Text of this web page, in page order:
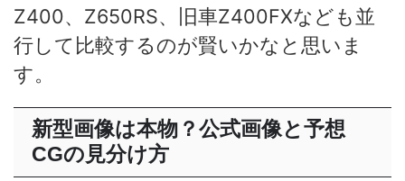
Z400、Z650RS、旧車Z400FXなども並
行して比較するのが賢いかなと思いま
す。
新型画像は本物？公式画像と予想
CGの見分け方